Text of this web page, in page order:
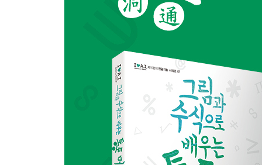
6.3 튜키 손실 최소화 학습 64
6.4 제약 후버 손실 최소화 학습 66
PART 3 지도 학습 기반 분류 71
CHAPTER 7 최소제곱 학습 기반 분류 72
7.1 최소제곱 분류 72
7.2 0/1 손실과 마진 75
7.3 다중 클래스 78
CHAPTER 8 서포트 벡터 분류 81
8.1 마진 최대화 분류 81